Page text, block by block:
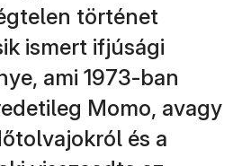
történet
ismert ifjúsági
ami 1973-ban
Momo, avagy
és a